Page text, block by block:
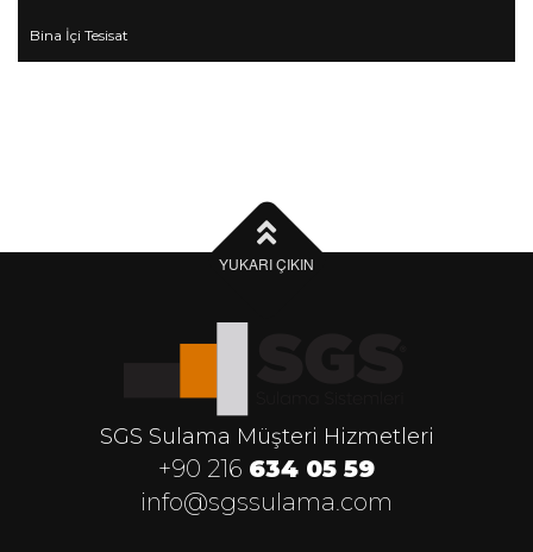
Bina İçi Tesisat
YUKARI ÇIKIN
SGS Sulama Müşteri Hizmetleri
+90 216 634 05 59
info@sgssulama.com